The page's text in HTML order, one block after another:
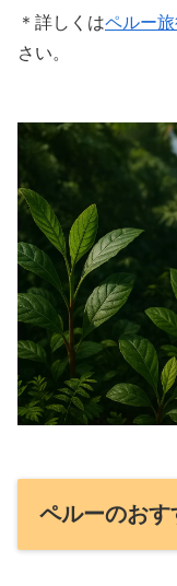
＊詳しくはペルー
さい。
ペルーのおす